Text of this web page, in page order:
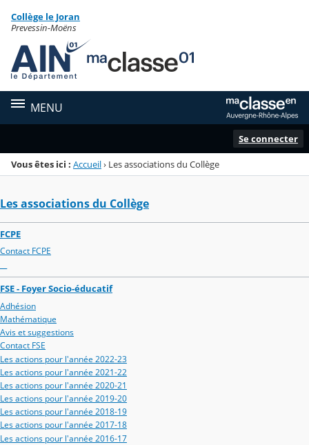
Menu de la rubrique
Contenu
Collège le Joran
Prevessin-Moëns
MENU
Se connecter
Vous êtes ici : Accueil› Les associations du Collège
Les associations du Collège
FCPE
Contact FCPE
FSE - Foyer Socio-éducatif
Adhésion
Mathématique
Avis et suggestions
Contact FSE
Les actions pour l'année 2022-23
Les actions pour l'année 2021-22
Les actions pour l'année 2020-21
Les actions pour l'année 2019-20
Les actions pour l'année 2018-19
Les actions pour l'année 2017-18
Les actions pour l'année 2016-17